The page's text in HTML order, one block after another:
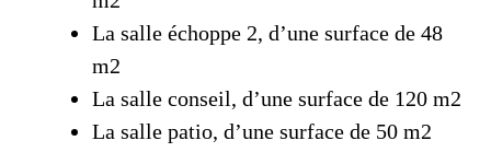
La salle échoppe 2, d’une surface de 48
m2
La salle conseil, d’une surface de 120 m2
La salle patio, d’une surface de 50 m2